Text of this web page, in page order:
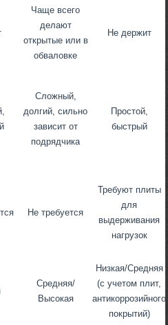
Чаще всего
делают
открытые или в
обваловке
Не держит
Сложный,
долгий, сильно
зависит от
подрядчика
Простой,
быстрый
Не требуется
Требуют плиты
для
выдерживания
нагрузок
Средняя/
Высокая
Низкая/Средняя
(с учетом плит,
антикоррозийного
покрытий)